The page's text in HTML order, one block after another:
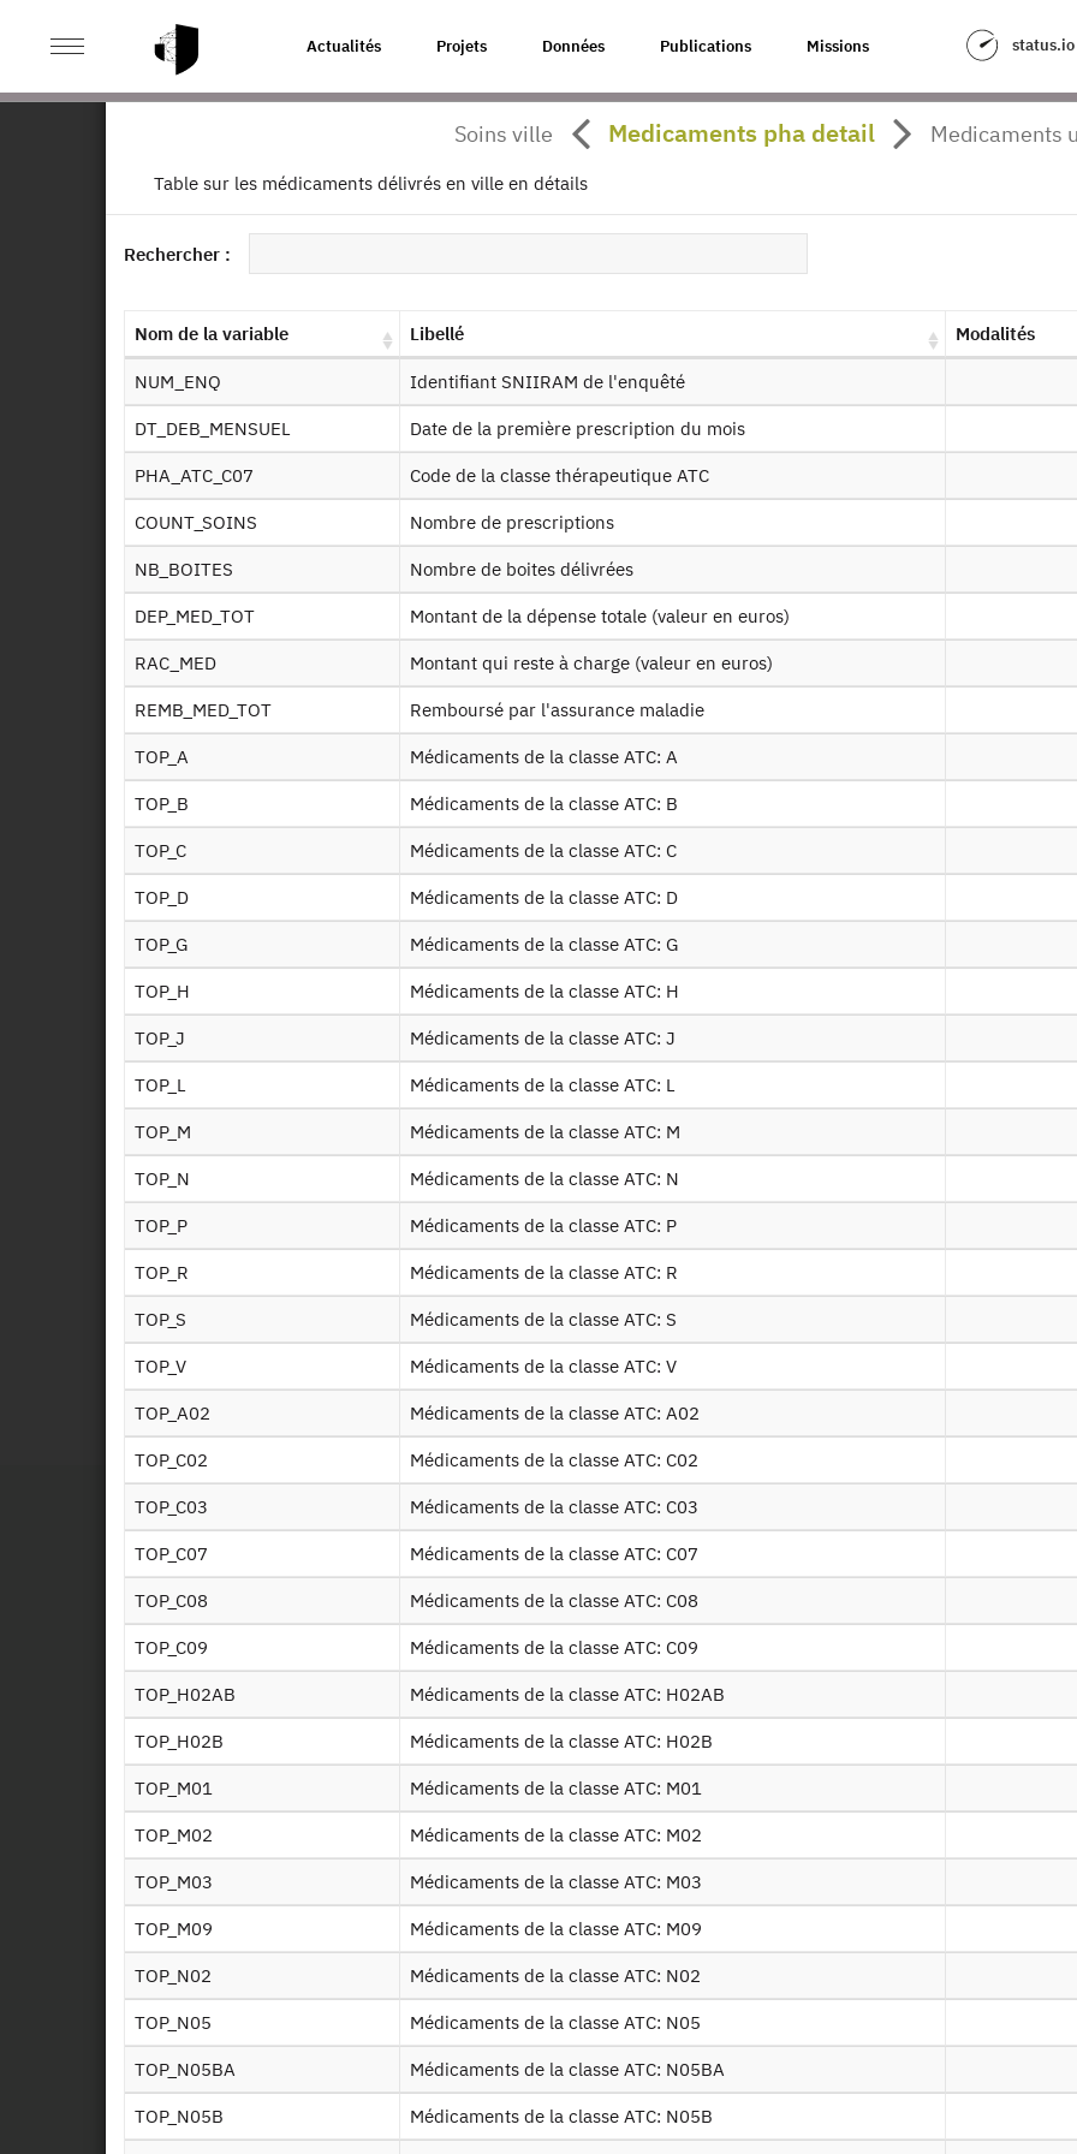
Actualités Projets Données Publications Missions status.io
ACCUEIL PAGE PRODUIT
Dessin de fichier
Retour à la source
CT_Conso_Soins : Conditions de
données de consommations de soins -
Dessin de fichier
Infoben2017
Ct ind g5 2016 Tables sur les pathologies de 2012 à
Ald Table sur les affectations de longue
Soins ext
Soins ville
Medicaments pha detail
Medicaments ucd detail
Disp med f dm3170
Table sur les dispositifs médicaux:
Valo had sseq 2016 f Tables sur les hospitalisations à
Soins ville Medicaments pha detail Medicaments
Table sur les médicaments délivrés en ville en détails
Rechercher :
Nom de la variable Libellé Modalités
NUM_ENQ Identifiant SNIIRAM de l'enquêté
DT_DEB_MENSUEL Date de la première prescription du mois
PHA_ATC_C07 Code de la classe thérapeutique ATC
COUNT_SOINS Nombre de prescriptions
NB_BOITES Nombre de boites délivrées
DEP_MED_TOT Montant de la dépense totale (valeur en euros)
RAC_MED Montant qui reste à charge (valeur en euros)
REMB_MED_TOT Remboursé par l'assurance maladie
TOP_A Médicaments de la classe ATC: A
TOP_B Médicaments de la classe ATC: B
TOP_C Médicaments de la classe ATC: C
TOP_D Médicaments de la classe ATC: D
TOP_G Médicaments de la classe ATC: G
TOP_H Médicaments de la classe ATC: H
TOP_J Médicaments de la classe ATC: J
TOP_L Médicaments de la classe ATC: L
TOP_M Médicaments de la classe ATC: M
TOP_N Médicaments de la classe ATC: N
TOP_P Médicaments de la classe ATC: P
TOP_R Médicaments de la classe ATC: R
TOP_S Médicaments de la classe ATC: S
TOP_V Médicaments de la classe ATC: V
TOP_A02 Médicaments de la classe ATC: A02
TOP_C02 Médicaments de la classe ATC: C02
TOP_C03 Médicaments de la classe ATC: C03
TOP_C07 Médicaments de la classe ATC: C07
TOP_C08 Médicaments de la classe ATC: C08
TOP_C09 Médicaments de la classe ATC: C09
TOP_H02AB Médicaments de la classe ATC: H02AB
TOP_H02B Médicaments de la classe ATC: H02B
TOP_M01 Médicaments de la classe ATC: M01
TOP_M02 Médicaments de la classe ATC: M02
TOP_M03 Médicaments de la classe ATC: M03
TOP_M09 Médicaments de la classe ATC: M09
TOP_N02 Médicaments de la classe ATC: N02
TOP_N05 Médicaments de la classe ATC: N05
TOP_N05BA Médicaments de la classe ATC: N05BA
TOP_N05B Médicaments de la classe ATC: N05B
Identifiant persistant
RPS_2016 : https://doi.org/10.34724/CASD.347.2816.V1
Recrutement
Presse et rapports